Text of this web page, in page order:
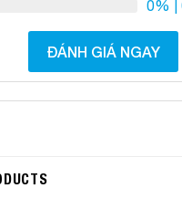
0%
ĐÁNH GIÁ NGAY